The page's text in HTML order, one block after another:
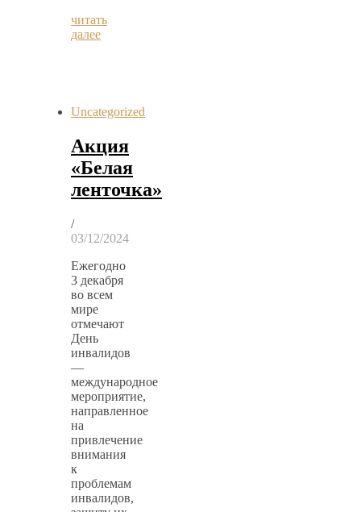
читать
далее
Uncategorized
Акция
«Белая
ленточка»
/
03/12/2024
Ежегодно
3 декабря
во всем
мире
отмечают
День
инвалидов
—
международное
мероприятие,
направленное
на
привлечение
внимания
к
проблемам
инвалидов,